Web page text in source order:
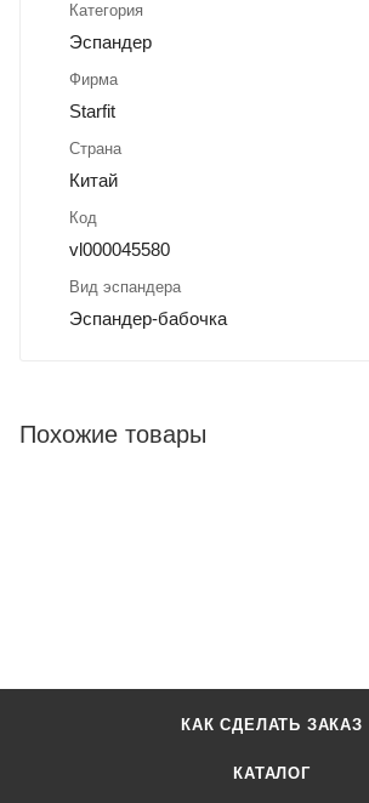
Категория
Эспандер
Фирма
Starfit
Страна
Китай
Код
vl000045580
Вид эспандера
Эспандер-бабочка
Похожие товары
КАК СДЕЛАТЬ ЗАКАЗ
КАТАЛОГ